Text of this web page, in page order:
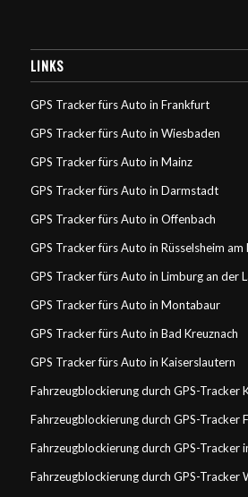
LINKS
GPS Tracker fürs Auto in Frankfurt
GPS Tracker fürs Auto in Wiesbaden
GPS Tracker fürs Auto in Mainz
GPS Tracker fürs Auto in Darmstadt
GPS Tracker fürs Auto in Offenbach
GPS Tracker fürs Auto in Rüsselsheim am
GPS Tracker fürs Auto in Limburg an der
GPS Tracker fürs Auto in Montabaur
GPS Tracker fürs Auto in Bad Kreuznach
GPS Tracker fürs Auto in Kaiserslautern
Fahrzeugblockierung durch GPS-Tracker
Fahrzeugblockierung durch GPS-Tracker
Fahrzeugblockierung durch GPS-Tracker
Fahrzeugblockierung durch GPS-Tracker